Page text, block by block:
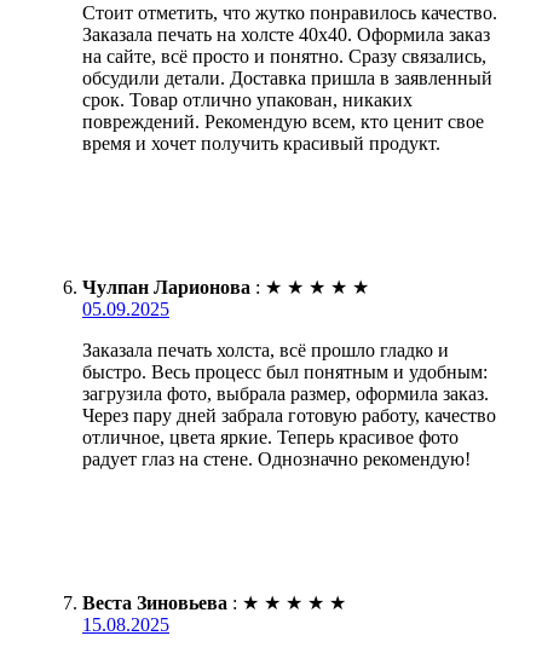
Стоит отметить, что жутко понравилось качество.
Заказала печать на холсте 40х40. Оформила заказ
на сайте, всё просто и понятно. Сразу связались,
обсудили детали. Доставка пришла в заявленный
срок. Товар отлично упакован, никаких
повреждений. Рекомендую всем, кто ценит свое
время и хочет получить красивый продукт.
Чулпан Ларионова : ★ ★ ★ ★ ★
05.09.2025
Заказала печать холста, всё прошло гладко и
быстро. Весь процесс был понятным и удобным:
загрузила фото, выбрала размер, оформила заказ.
Через пару дней забрала готовую работу, качество
отличное, цвета яркие. Теперь красивое фото
радует глаз на стене. Однозначно рекомендую!
Веста Зиновьева : ★ ★ ★ ★ ★
15.08.2025